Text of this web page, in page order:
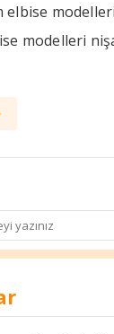
elbise
modelleri